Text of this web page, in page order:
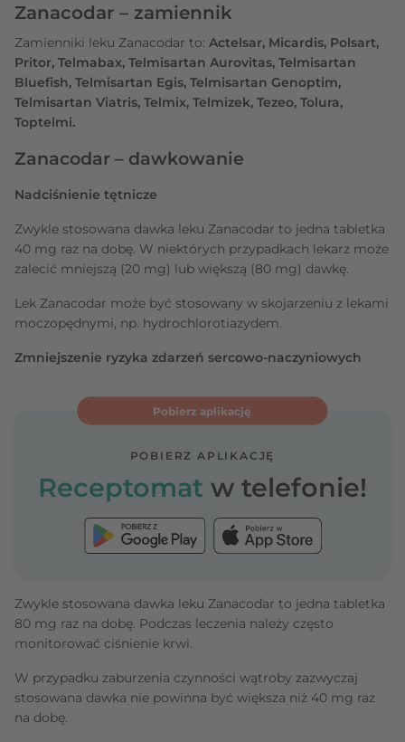
Zanacodar – zamiennik
Zamienniki leku Zanacodar to: Actelsar, Micardis, Polsart,
Pritor, Telmabax, Telmisartan Aurovitas, Telmisartan
Bluefish, Telmisartan Egis, Telmisartan Genoptim,
Telmisartan Viatris, Telmix, Telmizek, Tezeo, Tolura,
Toptelmi.
Zanacodar – dawkowanie
Nadciśnienie tętnicze
Zwykle stosowana dawka leku Zanacodar to jedna tabletka
40 mg raz na dobę. W niektórych przypadkach lekarz może
zalecić mniejszą (20 mg) lub większą (80 mg) dawkę.
Lek Zanacodar może być stosowany w skojarzeniu z lekami
moczopędnymi, np. hydrochlorotiazydem.
Zmniejszenie ryzyka zdarzeń sercowo-naczyniowych
Pobierz aplikację
POBIERZ APLIKACJĘ
Receptomat w telefonie!
Zwykle stosowana dawka leku Zanacodar to jedna tabletka
80 mg raz na dobę. Podczas leczenia należy często
monitorować ciśnienie krwi.
W przypadku zaburzenia czynności wątroby zazwyczaj
stosowana dawka nie powinna być większa niż 40 mg raz
na dobę.